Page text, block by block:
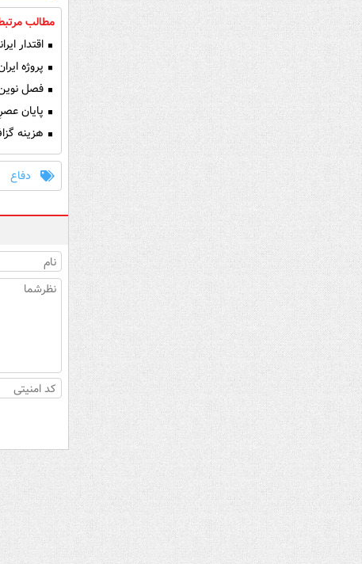
مطالب
اقتدار
پروژه
فصل نوین در
پایان
هزینه‌
دفاع